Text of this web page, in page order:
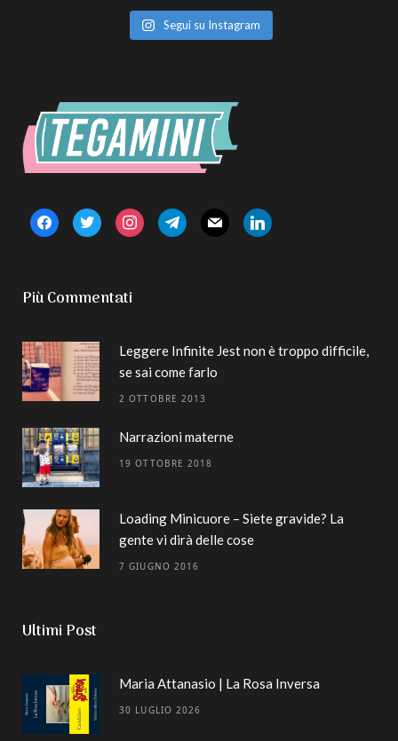
Segui su Instagram
facebooktwitter instagramtelegrammail linkedin
Più Commentati
Leggere Infinite Jest non è troppo difficile,
se sai come farlo
2 OTTOBRE 2013
Narrazioni materne
19 OTTOBRE 2018
Loading Minicuore – Siete gravide? La
gente vi dirà delle cose
7 GIUGNO 2016
Ultimi Post
Maria Attanasio | La Rosa Inversa
30 LUGLIO 2026